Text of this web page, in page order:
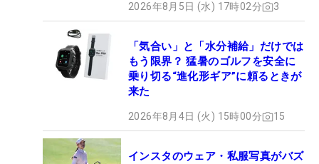
2026年8月5日 (水) 17時02分 3
「気合い」と「水分補給」だけでは
もう限界？ 猛暑のゴルフを安全に
乗り切る“進化形ギア”に頼るときが
来た
2026年8月4日 (火) 15時00分 15
インスタのウェア・私服写真がバズ